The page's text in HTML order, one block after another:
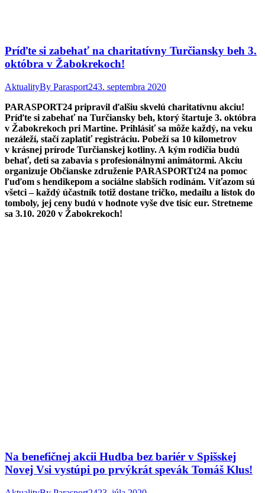
Príďte si zabehať na charitatívny Turčiansky beh 3.
októbra v Žabokrekoch!
AktualityBy Parasport243. septembra 2020
PARASPORT24 pripravil ďalšiu skvelú charitatívnu akciu!
Príďte si zabehať na Turčiansky beh, ktorý štartuje 3. októbra
v Žabokrekoch pri Martine. Prihlásiť sa môže každý, na veku
nezáleží, stačí zaplatiť registráciu. Pobeží sa 10 kilometrov
v krásnej prírode Turčianskej kotliny. A kým rodičia budú
behať, deti sa zabavia s profesionálnymi animátormi. Akciu
organizuje Občianske združenie PARASPORTt24 na pomoc
ľuďom s hendikepom a sociálne slabších rodinám. Víťazom sú
všetci – každý účastník totiž dostane tričko, medailu a lístok do
tomboly, jej ceny budú v hodnote vyše dve tisíc eur. Stretneme
sa 3.10. 2020 v Žabokrekoch!
Na benefičnej akcii Hudba bez bariér v Spišskej
Novej Vsi vystúpi po prvýkrát spevák Tomáš Klus!